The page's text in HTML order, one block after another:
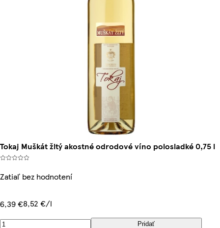
Tokaj Muškát žltý akostné odrodové víno polosladké 0,75 l
Zatiaľ bez hodnotení
6,39 €8,52 €/l
Pridať